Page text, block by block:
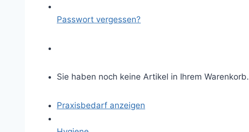
Passwort vergessen?
Sie haben noch keine Artikel in Ihrem Warenkorb.
Praxisbedarf anzeigen